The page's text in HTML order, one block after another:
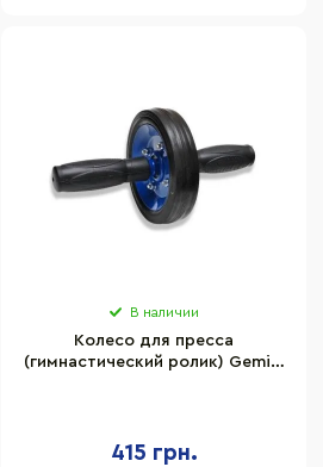
В наличии
Колесо для пресса
(гимнастический ролик) Gemini
415 грн.